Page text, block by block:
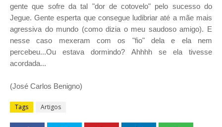
gente que sofre da tal "dor de cotovelo" pelo sucesso do
Jegue.Gente esperta que consegue ludibriar até a mãe mais
agressiva do mundo (como dizia o meu saudoso amigo). E
nesse caso mexeram com os "fio" dela e ela nem
percebeu...Ou estava dormindo? Ahhhh se ela tivesse
acordada...
(José Carlos Benigno)
Tags Artigos